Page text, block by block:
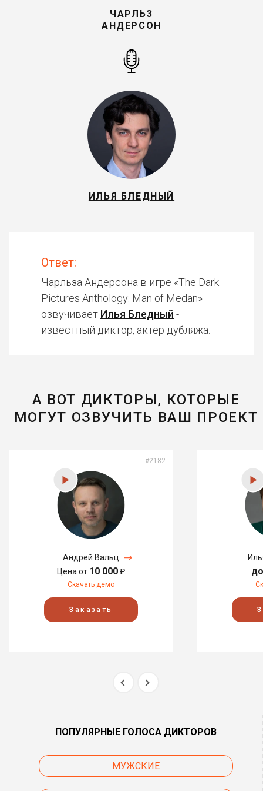
ЧАРЛЬЗ
АНДЕРСОН
ИЛЬЯ БЛЕДНЫЙ
Ответ:
Чарльза Андерсона в игре «The Dark
Pictures Anthology: Man of Medan»
озвучивает Илья Бледный -
известный диктор, актер дубляжа.
А ВОТ ДИКТОРЫ, КОТОРЫЕ
МОГУТ ОЗВУЧИТЬ ВАШ ПРОЕКТ
#2182
Андрей Вальц
Цена от 10 000₽
Скачать демо
Заказать
ПОПУЛЯРНЫЕ ГОЛОСА ДИКТОРОВ
МУЖСКИЕ